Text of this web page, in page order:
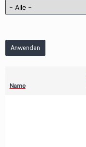
Anwenden
Name